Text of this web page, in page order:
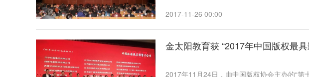
地先进经验，助力我省高中学校科学谋划、提
2017-11-26 00:00
金太阳教育获 “2017年中国版权最
2017年11月24日，由中国版权协会主办的“第